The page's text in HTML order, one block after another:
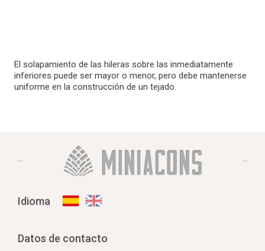
El solapamiento de las hileras sobre las inmediatamente
inferiores puede ser mayor o menor, pero debe mantenerse
uniforme en la construcción de un tejado.
Idioma
Datos de contacto